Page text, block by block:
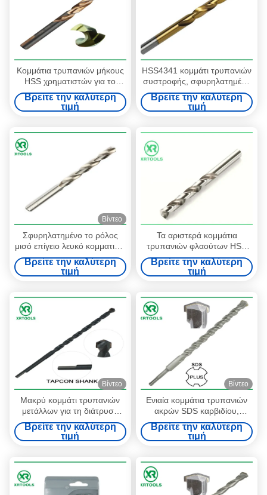
Κομμάτια τρυπανιών μήκους
HSS χρηματιστών για το
ανοξείδωτο 3 επίπεδα ο
στροβιλο Max μετάλλων
Βρείτε την καλύτερη
τιμή
HSS4341 κομμάτι τρυπανιών
συστροφής, σφυρηλατημένα
ρόλος μισά κομμάτια επίγειων
ντυμένα κασσίτερος hss
τρυπανιών
Βρείτε την καλύτερη
τιμή
Βίντεο
Σφυρηλατημένο το ρόλος
μισό επίγειο λευκό κομματιών
τρυπανιών HSS τελείωσε την
ευθεία κνήμη DIN 338 ευθύ
κομμάτι τρυπανιών κνημών
Βρείτε την καλύτερη
τιμή
Τα αριστερά κομμάτια
τρυπανιών φλαούτων HSS
για το λευκό μετάλλων
τελείωσαν την ευθεία κνήμη
DIN 338
Βρείτε την καλύτερη
τιμή
Βίντεο
Μακρύ κομμάτι τρυπανιών
μετάλλων για τη διάτρυση
των πειραματικών τρυπών,
κομμάτι τρυπανιών τσιμέντου
αγκύρων βιδών Tapcon
Βρείτε την καλύτερη
τιμή
Βίντεο
Ενιαία κομμάτια τρυπανιών
ακρών SDS καρβιδίου,
συγκεκριμένο κομμάτι
τρυπανιών πυρήνων για το
σκληρό Stone
Βρείτε την καλύτερη
τιμή